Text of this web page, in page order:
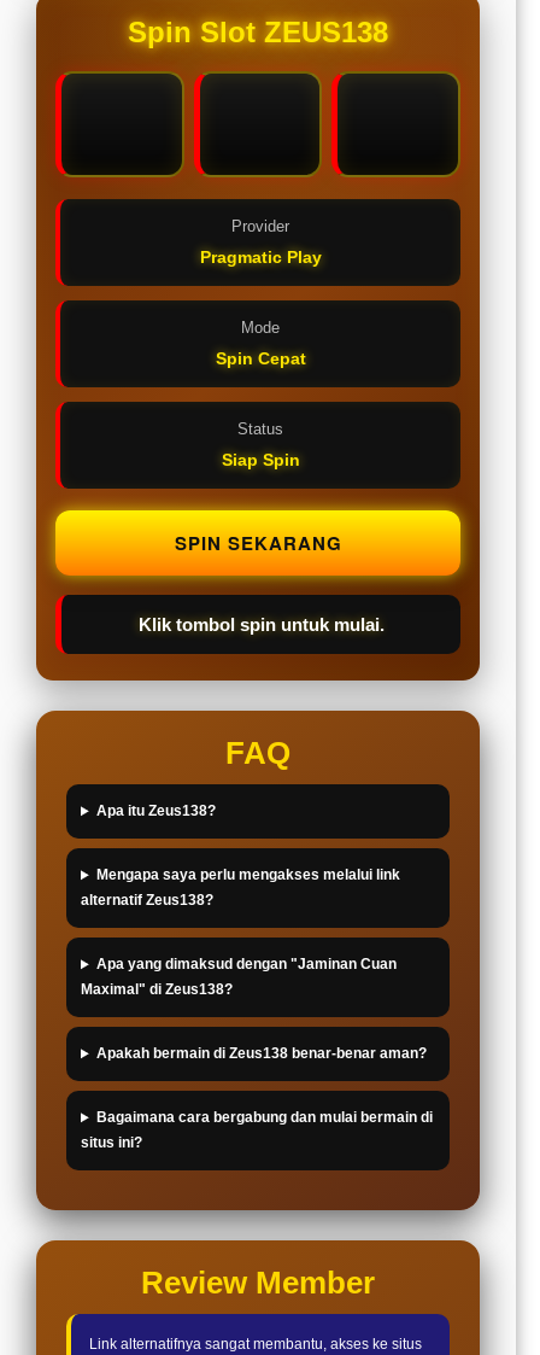
Spin Slot ZEUS138
Provider
Pragmatic Play
Mode
Spin Cepat
Status
Siap Spin
SPIN SEKARANG
Klik tombol spin untuk mulai.
FAQ
Apa itu Zeus138?
Mengapa saya perlu mengakses melalui link
alternatif Zeus138?
Apa yang dimaksud dengan "Jaminan Cuan
Maximal" di Zeus138?
Apakah bermain di Zeus138 benar-benar aman?
Bagaimana cara bergabung dan mulai bermain di
situs ini?
Review Member
Link alternatifnya sangat membantu, akses ke situs